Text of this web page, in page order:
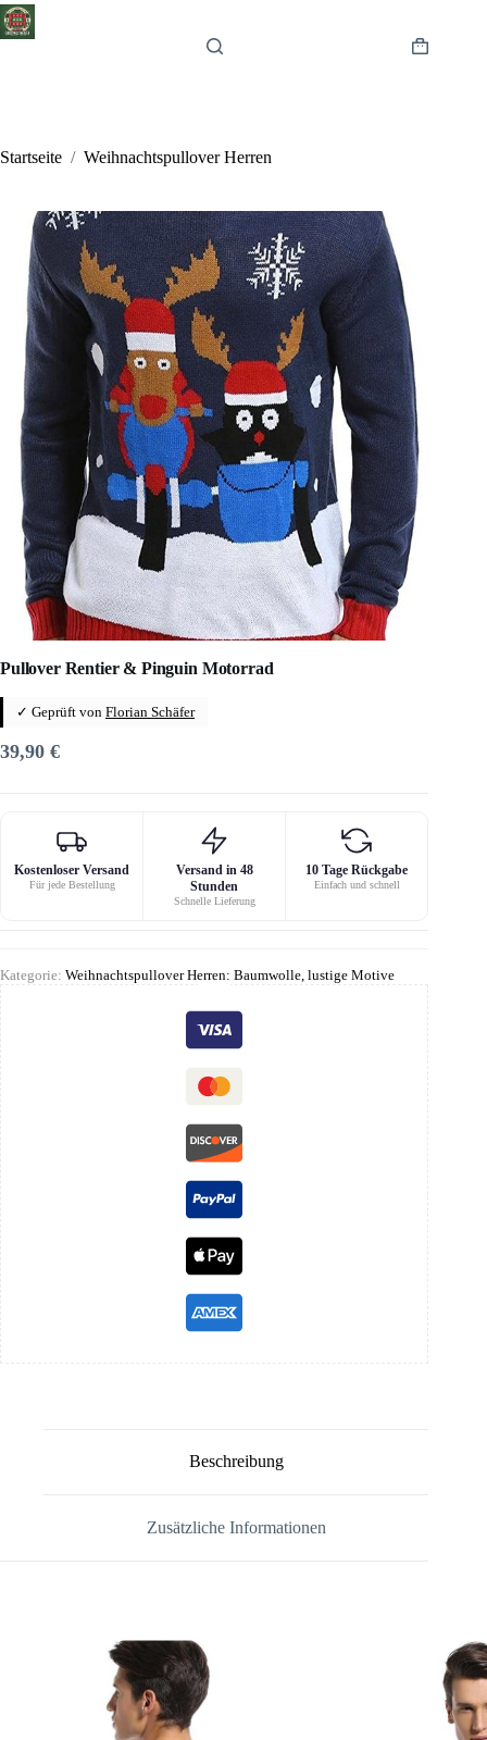
Zum
Inhalt
Warenkorb
Startseite / Weihnachtspullover Herren
Pullover Rentier & Pinguin Motorrad
✓ Geprüft von Florian Schäfer
39,90 €
Kostenloser Versand
Für jede Bestellung
Versand in 48
Stunden
Schnelle Lieferung
10 Tage Rückgabe
Einfach und schnell
Kategorie: Weihnachtspullover Herren: Baumwolle, lustige Motive
Beschreibung
Zusätzliche Informationen